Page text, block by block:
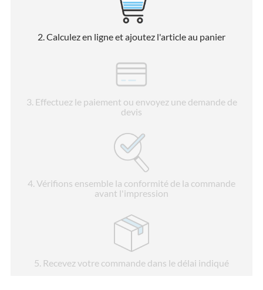
2. Calculez en ligne et ajoutez l'article au panier
3. Effectuez le paiement ou envoyez une demande de
devis
4. Vérifions ensemble la conformité de la commande
avant l'impression
5. Recevez votre commande dans le délai indiqué